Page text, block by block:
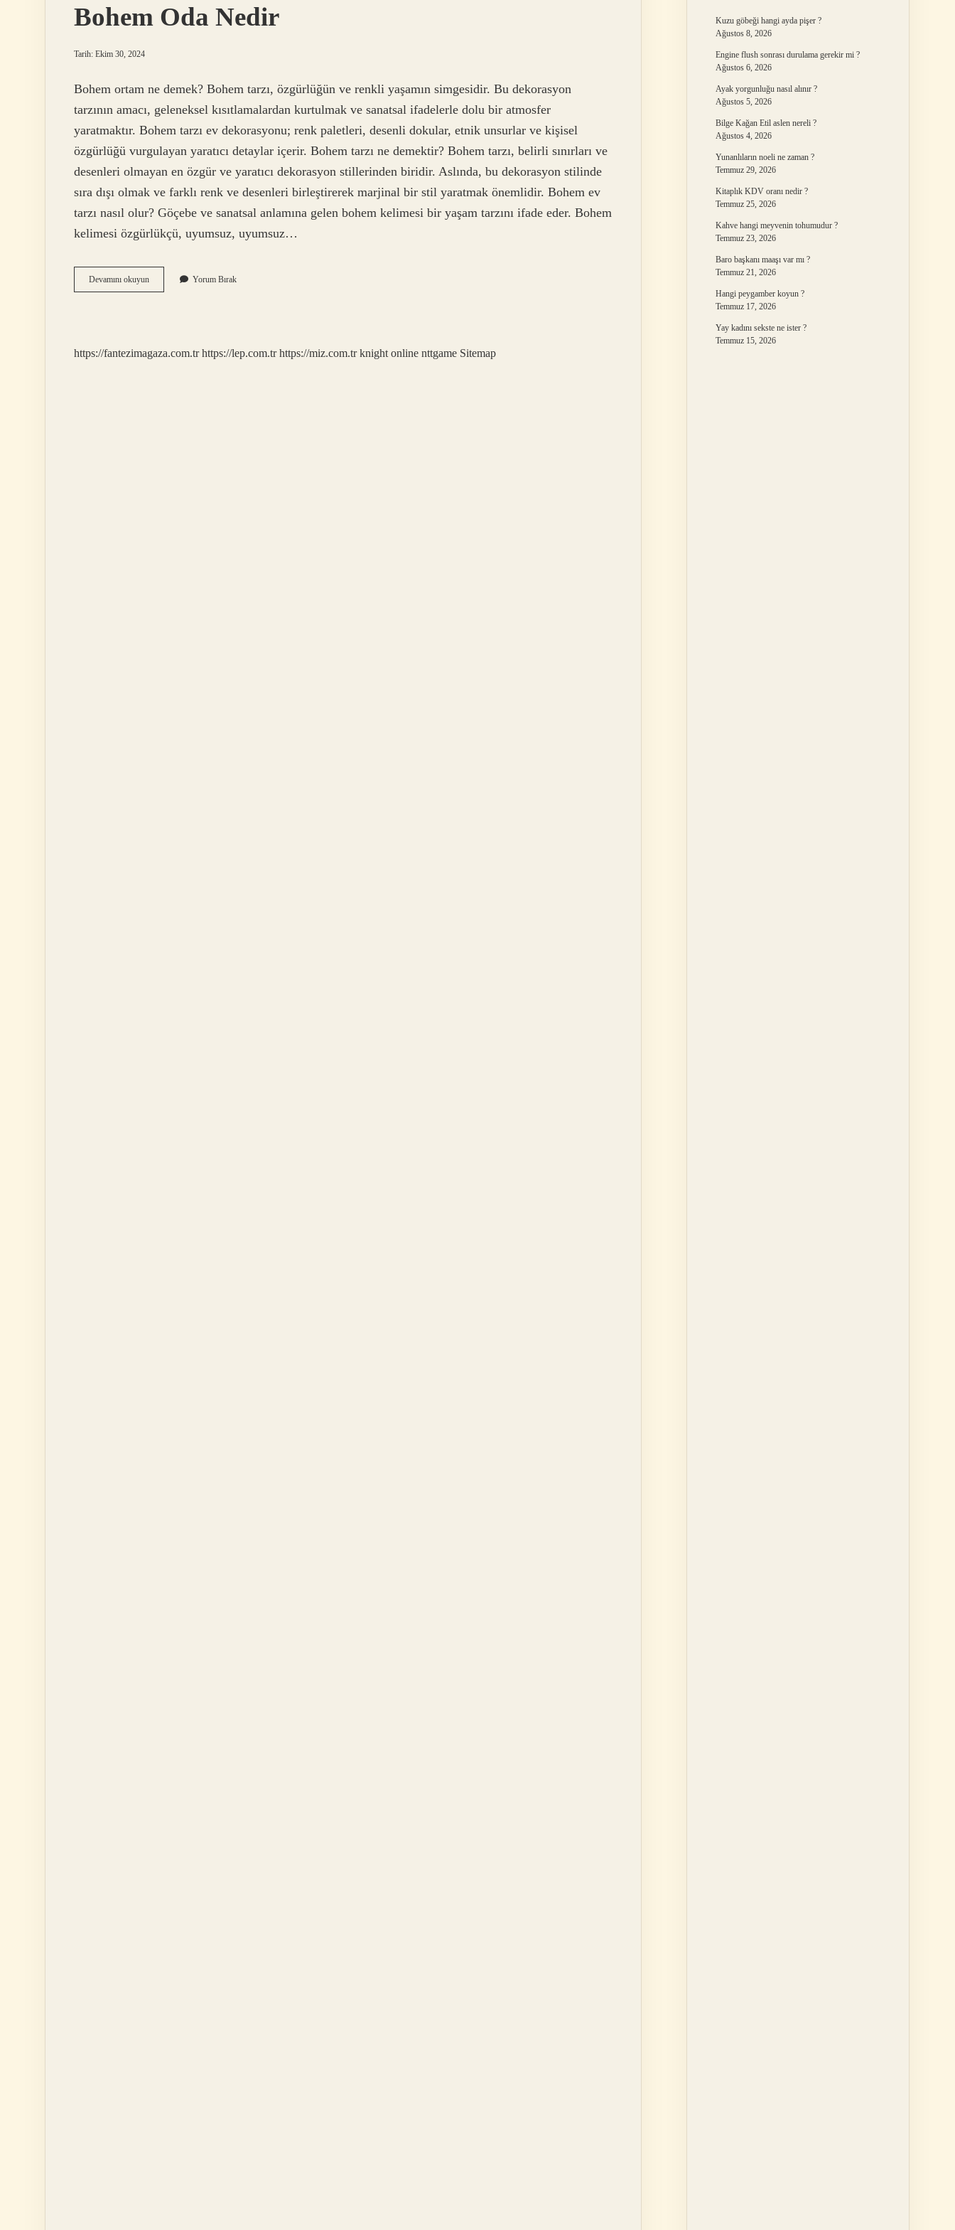
Bohem Oda Nedir
Tarih: Ekim 30, 2024
Bohem ortam ne demek? Bohem tarzı, özgürlüğün ve renkli yaşamın simgesidir. Bu dekorasyon
tarzının amacı, geleneksel kısıtlamalardan kurtulmak ve sanatsal ifadelerle dolu bir atmosfer
yaratmaktır. Bohem tarzı ev dekorasyonu; renk paletleri, desenli dokular, etnik unsurlar ve kişisel
özgürlüğü vurgulayan yaratıcı detaylar içerir. Bohem tarzı ne demektir? Bohem tarzı, belirli sınırları ve
desenleri olmayan en özgür ve yaratıcı dekorasyon stillerinden biridir. Aslında, bu dekorasyon stilinde
sıra dışı olmak ve farklı renk ve desenleri birleştirerek marjinal bir stil yaratmak önemlidir. Bohem ev
tarzı nasıl olur? Göçebe ve sanatsal anlamına gelen bohem kelimesi bir yaşam tarzını ifade eder. Bohem
kelimesi özgürlükçü, uyumsuz, uyumsuz…
Devamını okuyunBohem
Oda
Yorum Bırak
https://fantezimagaza.com.tr https://lep.com.tr https://miz.com.tr knight online nttgame Sitemap
Kuzu göbeği hangi ayda pişer ?
Ağustos 8, 2026
Engine flush sonrası durulama gerekir mi ?
Ağustos 6, 2026
Ayak yorgunluğu nasıl alınır ?
Ağustos 5, 2026
Bilge Kağan Etil aslen nereli ?
Ağustos 4, 2026
Yunanlıların noeli ne zaman ?
Temmuz 29, 2026
Kitaplık KDV oranı nedir ?
Temmuz 25, 2026
Kahve hangi meyvenin tohumudur ?
Temmuz 23, 2026
Baro başkanı maaşı var mı ?
Temmuz 21, 2026
Hangi peygamber koyun ?
Temmuz 17, 2026
Yay kadını sekste ne ister ?
Temmuz 15, 2026